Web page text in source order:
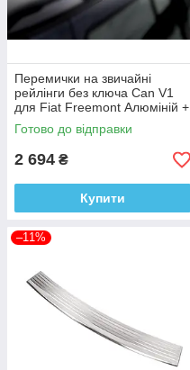
Перемички на звичайні
рейлінги без ключа Can V1
для Fiat Freemont Алюміній +
пластик (2 шт)
Готово до відправки
2 694 ₴
Купити
–11%